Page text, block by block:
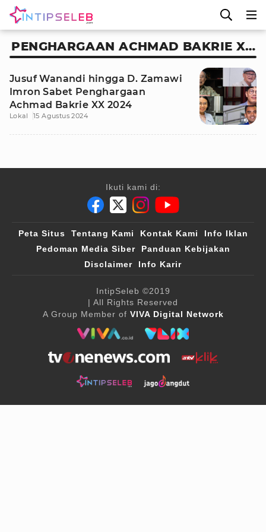
PENGHARGAAN ACHMAD BAKRIE XX
2024
Jusuf Wanandi hingga D. Zamawi
Imron Sabet Penghargaan
Achmad Bakrie XX 2024
Lokal 15 Agustus 2024
Ikuti kami di:
Peta Situs Tentang Kami Kontak Kami
Info Iklan
Pedoman Media Siber
Panduan Kebijakan
Disclaimer
Info Karir
IntipSeleb ©2019
| All Rights Reserved
A Group Member of VIVA Digital Network